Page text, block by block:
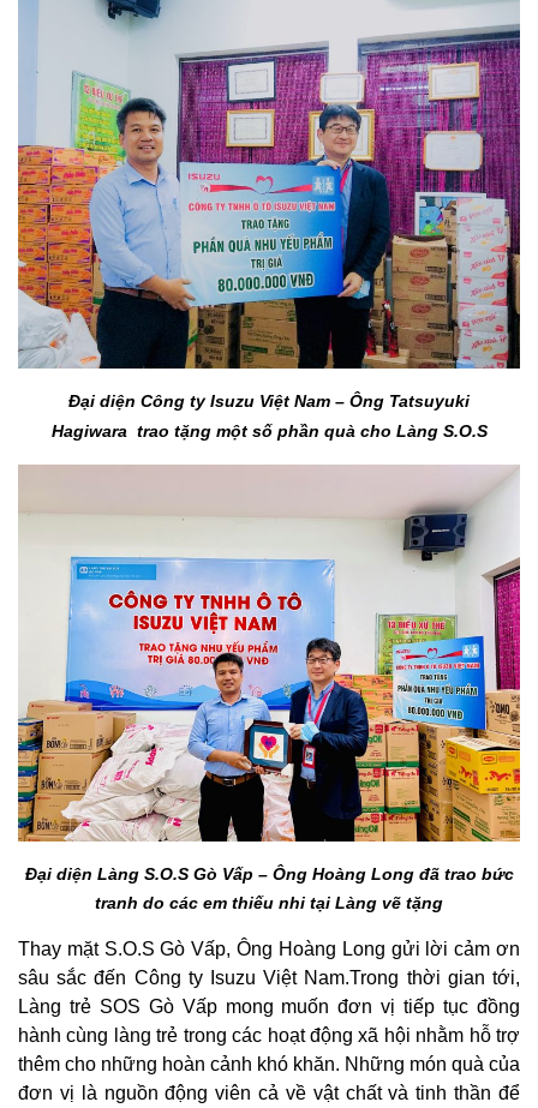
Đại diện Công ty Isuzu Việt Nam – Ông Tatsuyuki
Hagiwara trao tặng một số phần quà cho Làng S.O.S
Đại diện Làng S.O.S Gò Vấp – Ông Hoàng Long đã trao bức
tranh do các em thiếu nhi tại Làng vẽ tặng
Thay mặt S.O.S Gò Vấp, Ông Hoàng Long gửi lời cảm ơn
sâu sắc đến Công ty Isuzu Việt Nam.Trong thời gian tới,
Làng trẻ SOS Gò Vấp mong muốn đơn vị tiếp tục đồng
hành cùng làng trẻ trong các hoạt động xã hội nhằm hỗ trợ
thêm cho những hoàn cảnh khó khăn. Những món quà của
đơn vị là nguồn động viên cả về vật chất và tinh thần để